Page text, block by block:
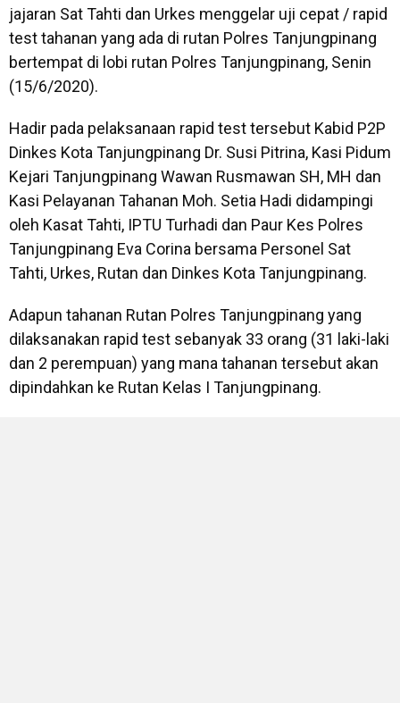
jajaran Sat Tahti dan Urkes menggelar uji cepat / rapid
test tahanan yang ada di rutan Polres Tanjungpinang
bertempat di lobi rutan Polres Tanjungpinang, Senin
(15/6/2020).
Hadir pada pelaksanaan rapid test tersebut Kabid P2P
Dinkes Kota Tanjungpinang Dr. Susi Pitrina, Kasi Pidum
Kejari Tanjungpinang Wawan Rusmawan SH, MH dan
Kasi Pelayanan Tahanan Moh. Setia Hadi didampingi
oleh Kasat Tahti, IPTU Turhadi dan Paur Kes Polres
Tanjungpinang Eva Corina bersama Personel Sat
Tahti, Urkes, Rutan dan Dinkes Kota Tanjungpinang.
Adapun tahanan Rutan Polres Tanjungpinang yang
dilaksanakan rapid test sebanyak 33 orang (31 laki-laki
dan 2 perempuan) yang mana tahanan tersebut akan
dipindahkan ke Rutan Kelas I Tanjungpinang.